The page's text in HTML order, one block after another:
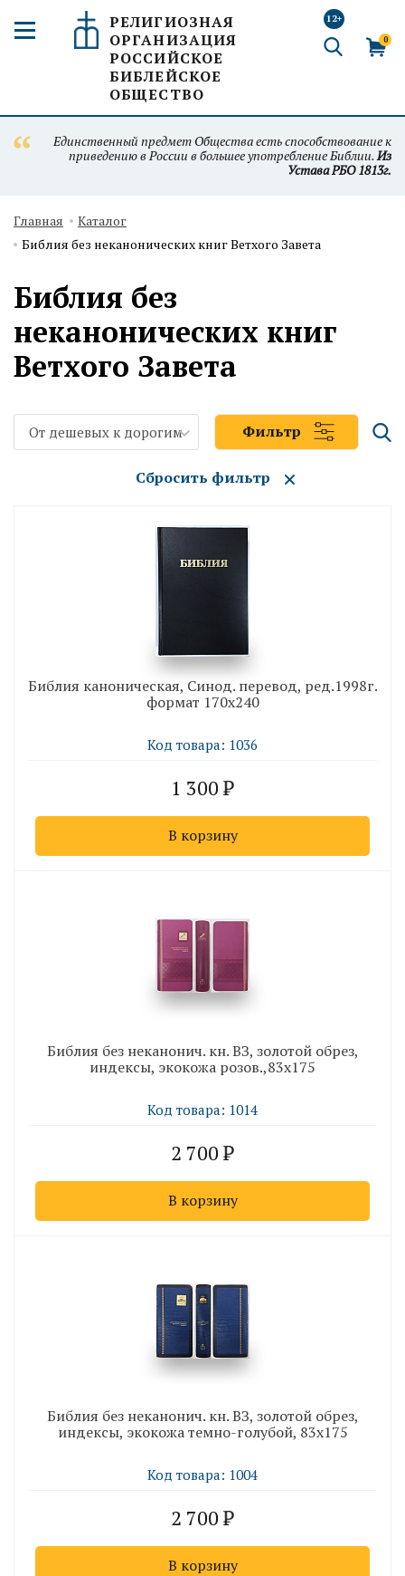
РЕЛИГИОЗНАЯ
ОРГАНИЗАЦИЯ
РОССИЙСКОЕ
БИБЛЕЙСКОЕ
ОБЩЕСТВО
12+
0
Единственный предмет Общества есть способствование к
приведению в России в большее употребление Библии.Из
Устава РБО 1813г.
Главная
Каталог
Библия без неканонических книг Ветхого Завета
Библия без
неканонических книг
Ветхого Завета
От дешевых к дорогим Фильтр
Сбросить фильтр
Библия каноническая, Синод. перевод, ред.1998г.
формат 170х240
Код товара: 1036
1 300
В корзину
Библия без неканонич. кн. ВЗ, золотой обрез,
индексы, экокожа розов.,83х175
Код товара: 1014
2 700
В корзину
Библия без неканонич. кн. ВЗ, золотой обрез,
индексы, экокожа темно-голубой, 83х175
Код товара: 1004
2 700
В корзину